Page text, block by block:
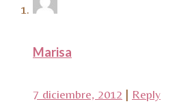
Marisa
7 diciembre, 2012 | Reply